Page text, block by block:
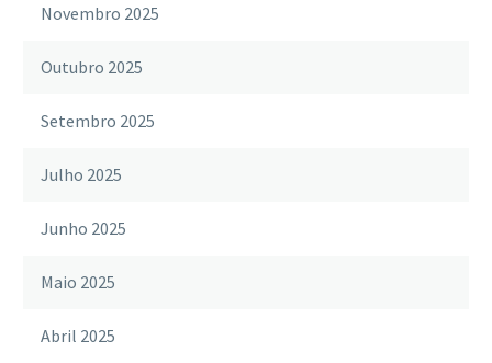
Novembro 2025
Outubro 2025
Setembro 2025
Julho 2025
Junho 2025
Maio 2025
Abril 2025